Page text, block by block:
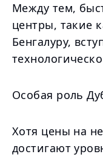
Между тем,
центры, такие
Бенгалуру,
Особая роль
Хотя цены на
достигают